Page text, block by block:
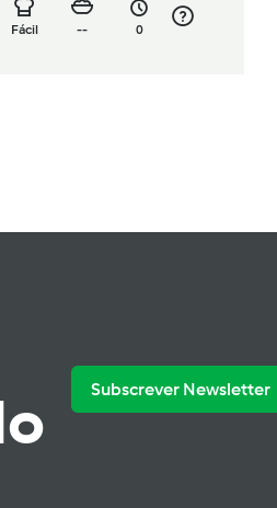
Fácil -- 0
Subscrever Newsletter